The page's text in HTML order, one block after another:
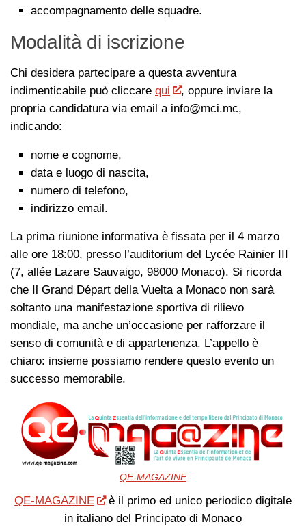
accompagnamento delle squadre.
Modalità di iscrizione
Chi desidera partecipare a questa avventura
indimenticabile può cliccare qui
, oppure inviare la
propria candidatura via email a info@mci.mc,
indicando:
nome e cognome,
data e luogo di nascita,
numero di telefono,
indirizzo email.
La prima riunione informativa è fissata per il 4 marzo
alle ore 18:00, presso l’auditorium del Lycée Rainier III
(7, allée Lazare Sauvaigo, 98000 Monaco). Si ricorda
che Il Grand Départ della Vuelta a Monaco non sarà
soltanto una manifestazione sportiva di rilievo
mondiale, ma anche un’occasione per rafforzare il
senso di comunità e di appartenenza. L’appello è
chiaro: insieme possiamo rendere questo evento un
successo memorabile.
QE-MAGAZINE
QE-MAGAZINE
è il primo ed unico periodico digitale
in italiano del Principato di Monaco